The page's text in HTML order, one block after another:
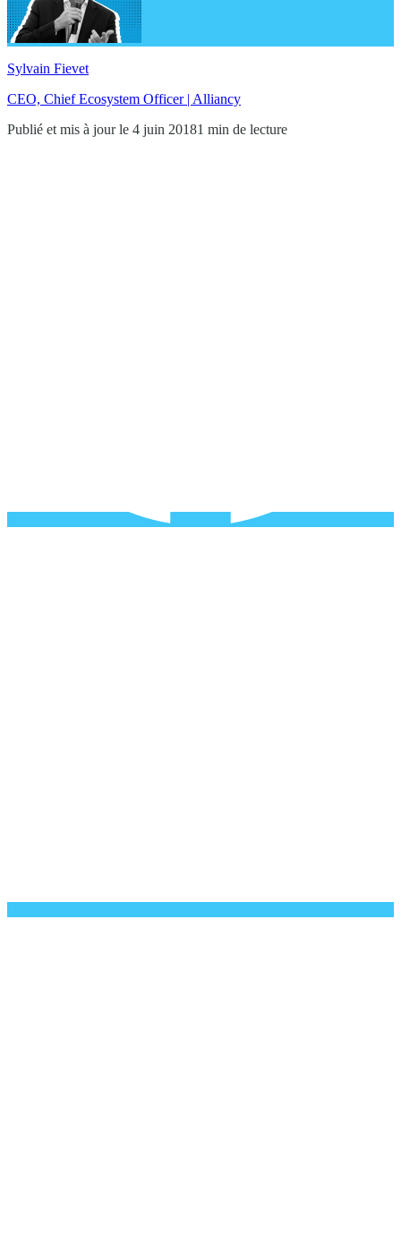
Sylvain Fievet
CEO, Chief Ecosystem Officer | Alliancy
Publié et mis à jour le 4 juin 20181 min de lecture